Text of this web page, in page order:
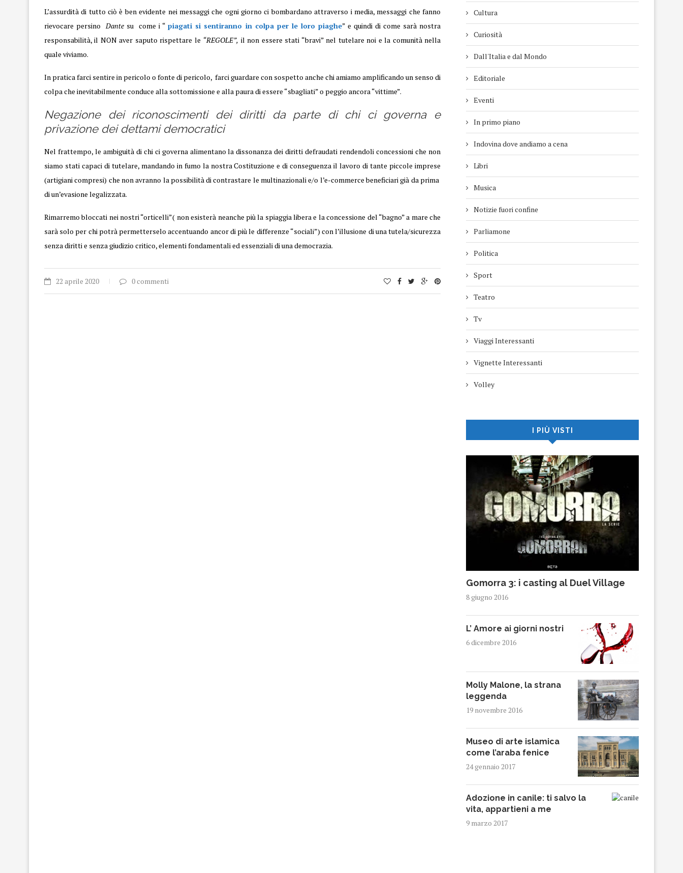
L’assurdità di tutto ciò è ben evidente nei messaggi che ogni giorno ci bombardano attraverso i media, messaggi che fanno
rievocare persinoDante su come i “piagati si sentiranno in colpa per le loro piaghe” e quindi di come sarà nostra
responsabilità, il NON aver saputo rispettare le “REGOLE”, il non essere stati “bravi” nel tutelare noi e la comunità nella
quale viviamo.
In pratica farci sentire in pericolo o fonte di pericolo, farci guardare con sospetto anche chi amiamo amplificando un senso di
colpa che inevitabilmente conduce alla sottomissione e alla paura di essere “sbagliati” o peggio ancora “vittime”.
Negazione dei riconoscimenti dei diritti da parte di chi ci governa e
privazione dei dettami democratici
Nel frattempo, le ambiguità di chi ci governa alimentano la dissonanza dei diritti defraudati rendendoli concessioni che non
siamo stati capaci di tutelare, mandando in fumo la nostra Costituzione e di conseguenza il lavoro di tante piccole imprese
(artigiani compresi) che non avranno la possibilità di contrastare le multinazionali e/o l’e-commerce beneficiari già da prima
di un’evasione legalizzata.
Rimarremo bloccati nei nostri “orticelli”( non esisterà neanche più la spiaggia libera e la concessione del “bagno” a mare che
sarà solo per chi potrà permetterselo accentuando ancor di più le differenze “sociali”) con l’illusione di una tutela/sicurezza
senza diritti e senza giudizio critico, elementi fondamentali ed essenziali di una democrazia.
22 aprile 2020 0 commenti
Cultura
Curiosità
Dall'Italia e dal Mondo
Editoriale
Eventi
In primo piano
Indovina dove andiamo a cena
Libri
Musica
Notizie fuori confine
Parliamone
Politica
Sport
Teatro
Tv
Viaggi Interessanti
Vignette Interessanti
Volley
I PIÙ VISTI
Gomorra 3: i casting al Duel Village
8 giugno 2016
L’ Amore ai giorni nostri
6 dicembre 2016
Molly Malone, la strana
leggenda
19 novembre 2016
Museo di arte islamica
come l’araba fenice
24 gennaio 2017
Adozione in canile: ti salvo la
vita, appartieni a me
9 marzo 2017